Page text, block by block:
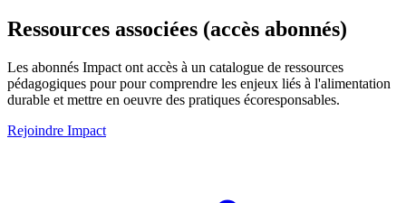
Ressources associées (accès abonnés)
Les abonnés Impact ont accès à un catalogue de ressources
pédagogiques pour pour comprendre les enjeux liés à l'alimentation
durable et mettre en oeuvre des pratiques écoresponsables.
Rejoindre Impact